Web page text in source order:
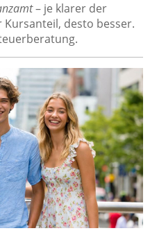
– je klarer der
desto besser.